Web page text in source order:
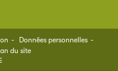
Données personnelles
du site